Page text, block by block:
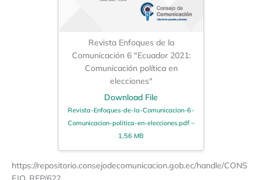
Revista Enfoques de la
Comunicación 6 "Ecuador 2021:
Comunicación política en
elecciones"
Download File
Revista-Enfoques-de-la-Comunicacion-6-
Comunicacion-politica-en-elecciones.pdf –
1,56 MB
https://repositorio.consejodecomunicacion.gob.ec/handle/CONS
EJO_REP/622